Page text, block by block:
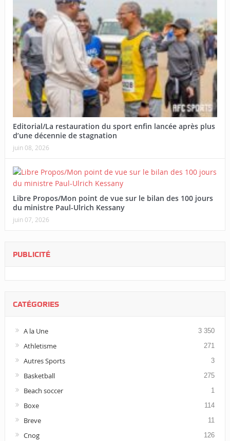
Editorial/La restauration du sport enfin lancée après plus
d’une décennie de stagnation
juin 08, 2026
Libre Propos/Mon point de vue sur le bilan des 100 jours
du ministre Paul-Ulrich Kessany
juin 07, 2026
PUBLICITÉ
CATÉGORIES
A la Une 3 350
Athletisme 271
Autres Sports 3
Basketball 275
Beach soccer 1
Boxe 114
Breve 11
Cnog 126